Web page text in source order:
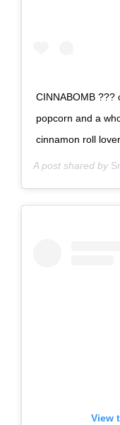
CINNABOMB ???
popcorn and a
cinnamon roll
A post shared by
View